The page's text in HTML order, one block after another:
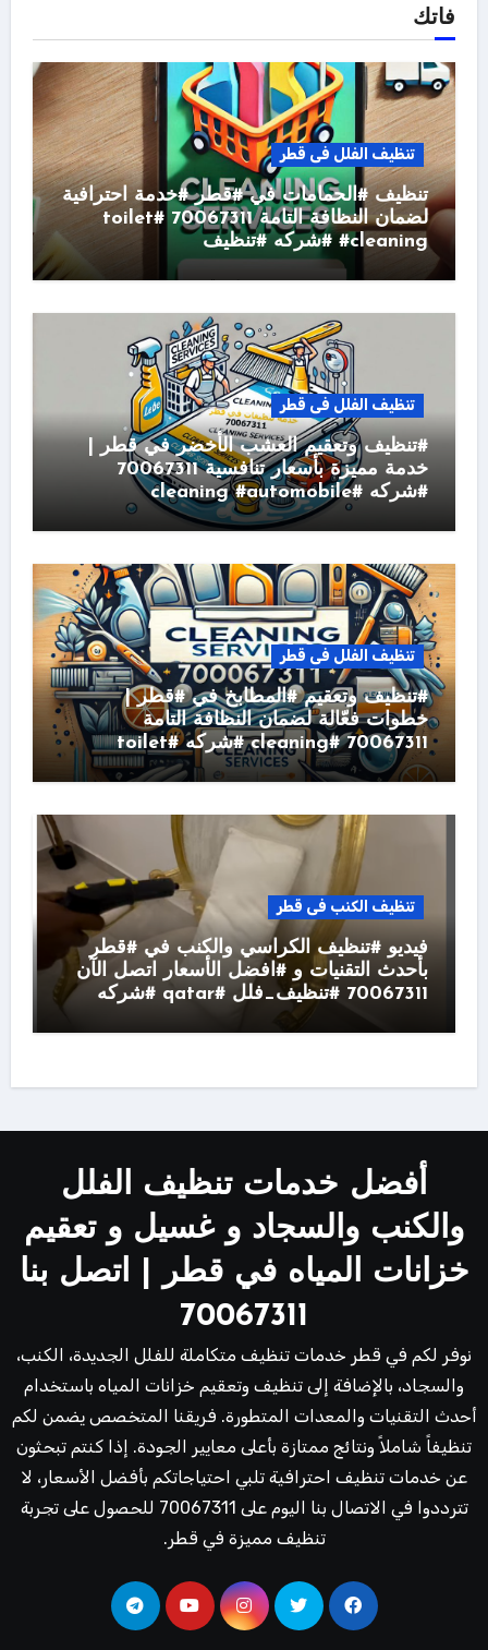
فاتك
تنظيف الفلل فى قطر
تنظيف #الحمامات في #قطر #خدمة احترافية
لضمان النظافة التامة 70067311 #toilet
#cleaning #شركه #تنظيف
تنظيف الفلل فى قطر
#تنظيف وتعقيم العشب الأخضر في قطر |
خدمة مميزة بأسعار تنافسية 70067311
#شركه #cleaning #automobile
تنظيف الفلل فى قطر
#تنظيف وتعقيم #المطابخ في #قطر |
خطوات فعّالة لضمان النظافة التامة
70067311 #cleaning #شركه #toilet
تنظيف الكنب فى قطر
فيديو #تنظيف الكراسي والكنب في #قطر
بأحدث التقنيات و #افضل الأسعار اتصل الآن
70067311 #تنظيف_فلل #qatar #شركه
أفضل خدمات تنظيف الفلل
والكنب والسجاد و غسيل و تعقيم
خزانات المياه في قطر | اتصل بنا
70067311
نوفر لكم في قطر خدمات تنظيف متكاملة للفلل الجديدة، الكنب،
والسجاد، بالإضافة إلى تنظيف وتعقيم خزانات المياه باستخدام
أحدث التقنيات والمعدات المتطورة. فريقنا المتخصص يضمن لكم
تنظيفاً شاملاً ونتائج ممتازة بأعلى معايير الجودة. إذا كنتم تبحثون
عن خدمات تنظيف احترافية تلبي احتياجاتكم بأفضل الأسعار، لا
تترددوا في الاتصال بنا اليوم على 70067311 للحصول على تجربة
تنظيف مميزة في قطر.